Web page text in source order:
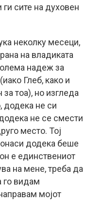
ги сите на духовен
неколку месеци,
на владиката
надеж за
Глеб, како и
тоа), но изгледа
додека не си
не се смести
место. Тој
додека беше
е единствениот
на мене, треба да
го видам
мојот